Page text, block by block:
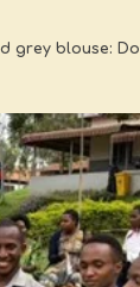
grey blouse: